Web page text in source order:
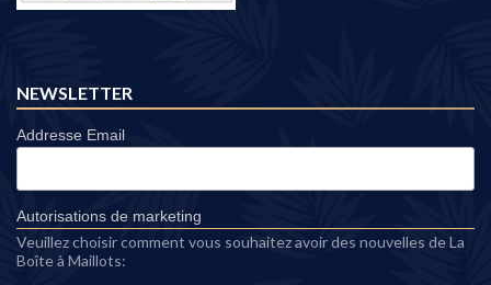
NEWSLETTER
Addresse Email
Autorisations de marketing
Veuillez choisir comment vous souhaitez avoir des nouvelles de La
Boîte à Maillots: